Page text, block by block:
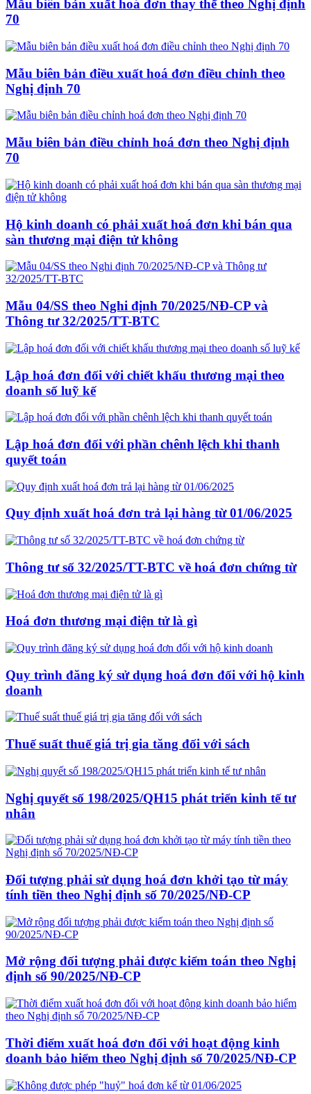
Mẫu biên bản xuất hoá đơn thay thế theo Nghị định
70
Mẫu biên bản điều xuất hoá đơn điều chỉnh theo
Nghị định 70
Mẫu biên bản điều chỉnh hoá đơn theo Nghị định
70
Hộ kinh doanh có phải xuất hoá đơn khi bán qua
sàn thương mại điện tử không
Mẫu 04/SS theo Nghi định 70/2025/NĐ-CP và
Thông tư 32/2025/TT-BTC
Lập hoá đơn đối với chiết khấu thương mại theo
doanh số luỹ kế
Lập hoá đơn đối với phần chênh lệch khi thanh
quyết toán
Quy định xuất hoá đơn trả lại hàng từ 01/06/2025
Thông tư số 32/2025/TT-BTC về hoá đơn chứng từ
Hoá đơn thương mại điện tử là gì
Quy trình đăng ký sử dụng hoá đơn đối với hộ kinh
doanh
Thuế suất thuế giá trị gia tăng đối với sách
Nghị quyết số 198/2025/QH15 phát triển kinh tế tư
nhân
Đối tượng phải sử dụng hoá đơn khởi tạo từ máy
tính tiền theo Nghị định số 70/2025/NĐ-CP
Mở rộng đối tượng phải được kiểm toán theo Nghị
định số 90/2025/NĐ-CP
Thời điểm xuất hoá đơn đối với hoạt động kinh
doanh bảo hiểm theo Nghị định số 70/2025/NĐ-CP